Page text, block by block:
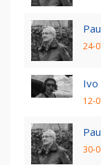
24-
Ivo
12-
30-